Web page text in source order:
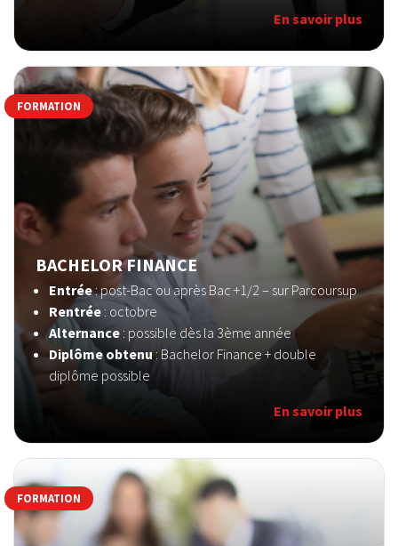
En savoir plus
BACHELOR FINANCE
Entrée: post-Bac ou après Bac +1/2 – sur Parcoursup
Rentrée : octobre
Alternance : possible dès la 3ème année
Diplôme obtenu: Bachelor Finance + double
diplôme possible
En savoir plus
FORMATION
FORMATION